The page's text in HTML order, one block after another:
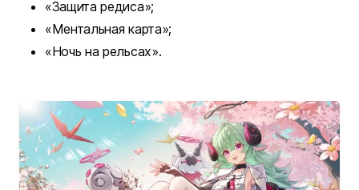
«Защита редиса»;
«Ментальная карта»;
«Ночь на рельсах».